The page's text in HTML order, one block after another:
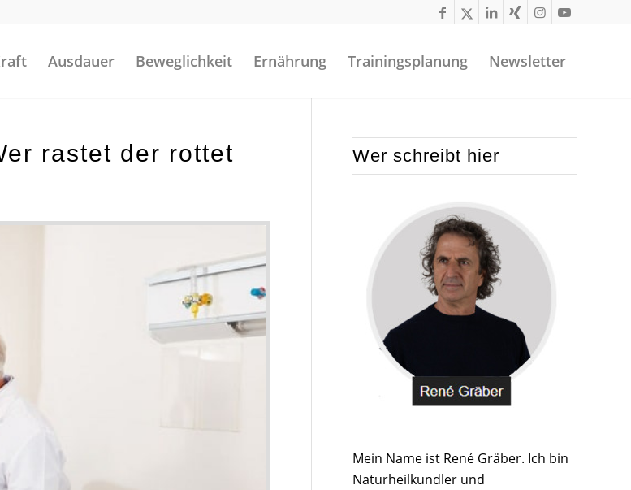
Ausdauer Beweglichkeit Ernährung Trainingsplanung Newsletter
rastet der rottet Wer schreibt hier
Mein Name ist René Gräber. Ich bin
Naturheilkundler und